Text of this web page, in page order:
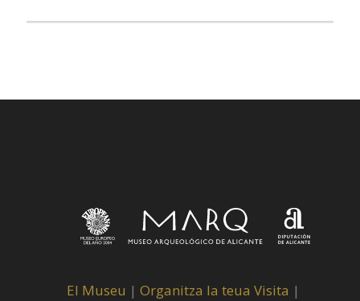
El Museu | Organitza la teua Visita |